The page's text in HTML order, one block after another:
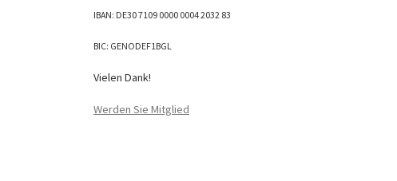
IBAN: DE30 7109 0000 0004 2032 83
BIC: GENODEF1BGL
Vielen Dank!
Werden Sie Mitglied